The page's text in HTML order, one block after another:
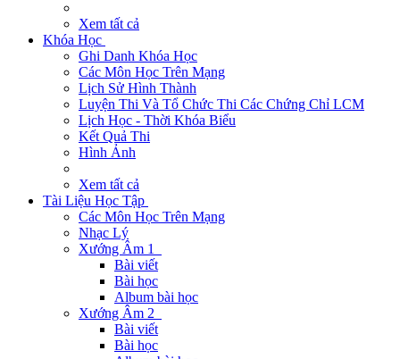
Xem tất cả
Khóa Học
Ghi Danh Khóa Học
Các Môn Học Trên Mạng
Lịch Sử Hình Thành
Luyện Thi Và Tổ Chức Thi Các Chứng Chỉ LCM
Lịch Học - Thời Khóa Biểu
Kết Quả Thi
Hình Ảnh
Xem tất cả
Tài Liệu Học Tập
Các Môn Học Trên Mạng
Nhạc Lý
Xướng Âm 1
Bài viết
Bài học
Album bài học
Xướng Âm 2
Bài viết
Bài học